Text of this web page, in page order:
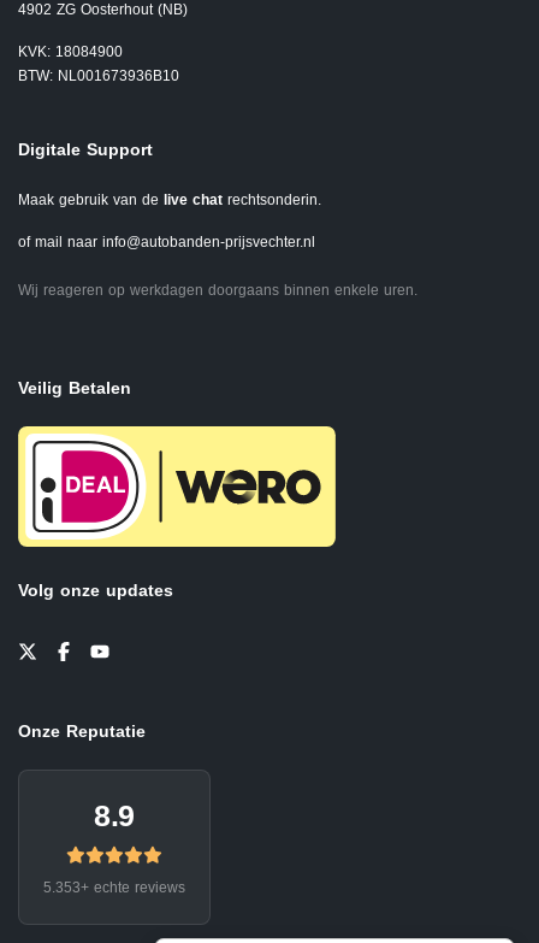
4902 ZG Oosterhout (NB)
KVK: 18084900
BTW: NL001673936B10
Digitale Support
Maak gebruik van de live chat rechtsonderin.
of mail naar info@autobanden-prijsvechter.nl
Wij reageren op werkdagen doorgaans binnen enkele uren.
Veilig Betalen
Volg onze updates
Onze Reputatie
8.9
5.353+ echte reviews